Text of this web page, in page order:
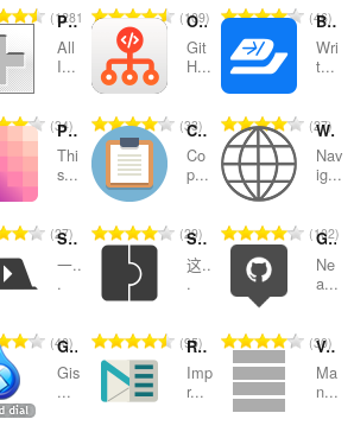
：
：
：
总
评
分
：
1281
总
评
分
：
109
总
评
分
：
46
PageExpand
All
I...
总
评
分
：
34
Octotree
Git
H...
总
评
分
：
33
Briskine
Wri
t...
总
评
分
：
27
PerfectPixel by WellDoneCode
Thi
s...
总
：
27
Copy As Plain Text
Co
p...
总
评
分
：
29
Web Panel
Nav
ig...
总
评
分
：
102
SimpleTabOrder
一..
.
总
评
分
40
SimpleExtManager
这..
.
总
评
分
95
GitHub Hovercard
Ne
a...
总
评
分
30
Gismeteo weather forecast in speed-dial
Gis
...
RightTasks for Gmail™
Imp
r...
Vertical Tabs
Ma
n...